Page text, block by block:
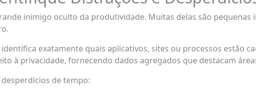
inimigo oculto da produtividade. Muitas delas são
exatamente quais aplicativos, sites ou processos estão
à privacidade, fornecendo dados agregados que destacam
de tempo: